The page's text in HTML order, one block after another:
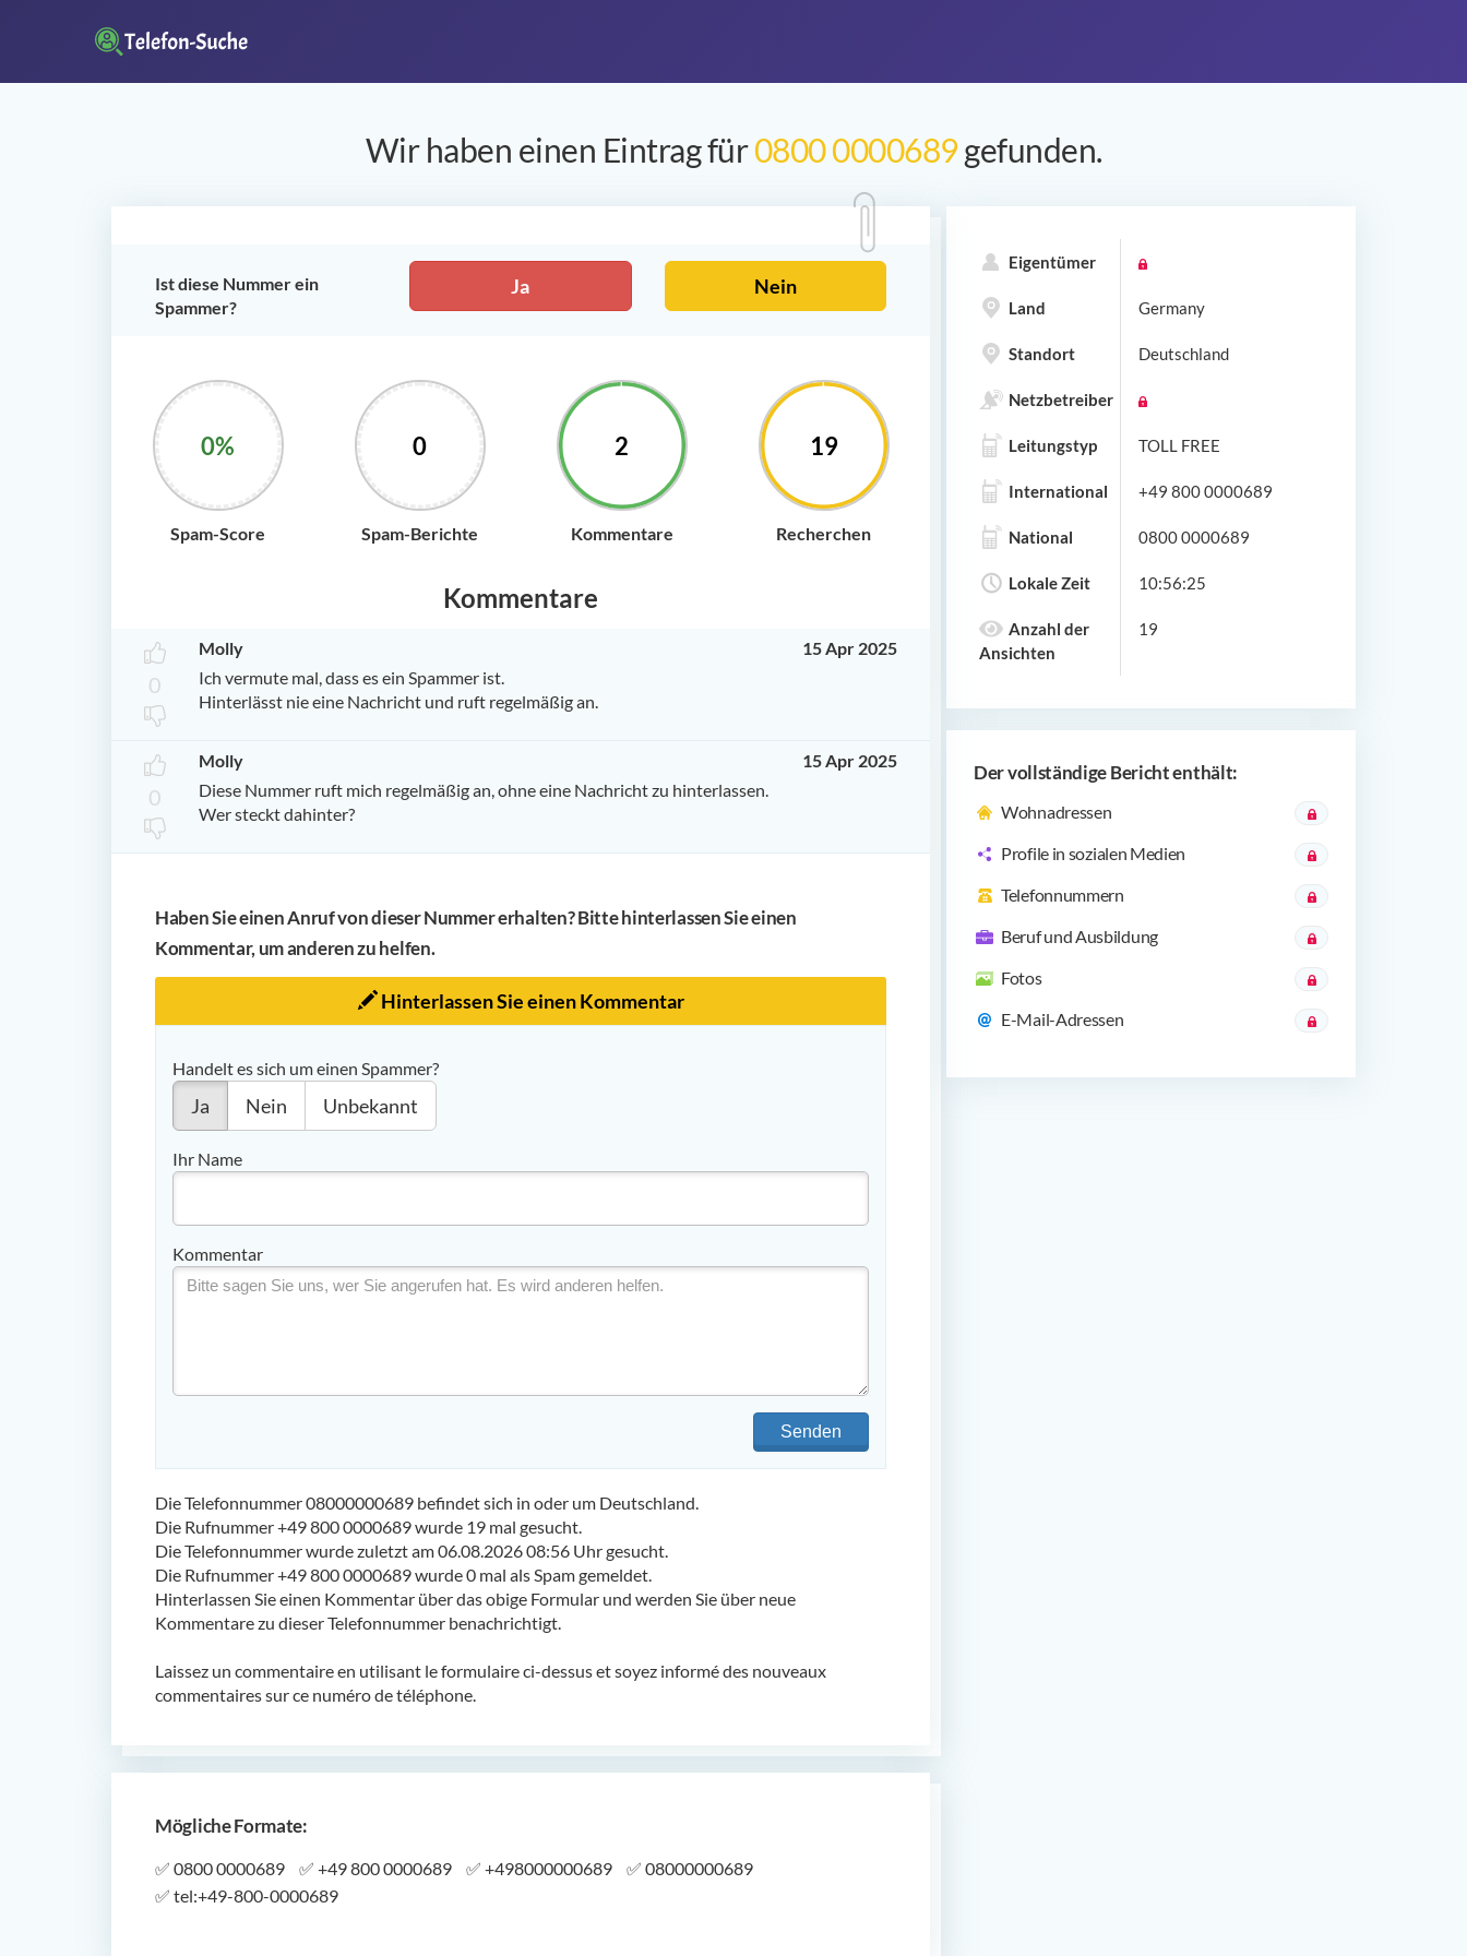
Wir haben einen Eintrag für0800 0000689gefunden.
Ist diese Nummer ein
Spammer?
Ja Nein
0%
Spam-Score
0
Spam-Berichte
2
Kommentare
19
Recherchen
Kommentare
0
Molly
15 Apr 2025
Ich vermute mal, dass es ein Spammer ist.
Hinterlässt nie eine Nachricht und ruft regelmäßig an.
0
Molly
15 Apr 2025
Diese Nummer ruft mich regelmäßig an, ohne eine Nachricht zu hinterlassen.
Wer steckt dahinter?
Haben Sie einen Anruf von dieser Nummer erhalten? Bitte hinterlassen Sie einen
Kommentar, um anderen zu helfen.
Hinterlassen Sie einen Kommentar
Handelt es sich um einen Spammer?
Ja Nein Unbekannt
Ihr Name
Kommentar
Senden
Die Telefonnummer 08000000689 befindet sich in oder um Deutschland.
Die Rufnummer +49 800 0000689 wurde 19 mal gesucht.
Die Telefonnummer wurde zuletzt am 06.08.2026 08:56 Uhr gesucht.
Die Rufnummer +49 800 0000689 wurde 0 mal als Spam gemeldet.
Hinterlassen Sie einen Kommentar über das obige Formular und werden Sie über neue
Kommentare zu dieser Telefonnummer benachrichtigt.
Laissez un commentaire en utilisant le formulaire ci-dessus et soyez informé des nouveaux
commentaires sur ce numéro de téléphone.
Mögliche Formate:
✅ 0800 0000689 ✅ +49 800 0000689 ✅ +498000000689 ✅ 08000000689
✅ tel:+49-800-0000689
Eigentümer
Land Germany
Standort Deutschland
Netzbetreiber
Leitungstyp TOLL FREE
International +49 800 0000689
National 0800 0000689
Lokale Zeit 10:56:25
Anzahl der
Ansichten
19
Der vollständige Bericht enthält:
Wohnadressen
Profile in sozialen Medien
Telefonnummern
Beruf und Ausbildung
Fotos
E-Mail-Adressen